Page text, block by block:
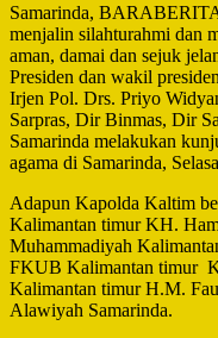
Samarinda,
menjalin silahturahmi dan
aman, damai dan sejuk
Presiden dan wakil
Irjen Pol. Drs. Priyo
Sarpras, Dir Binmas, Dir
Samarinda melakukan
agama di Samarinda,
Adapun Kapolda Kaltim
Kalimantan timur KH.
Muhammadiyah
FKUB Kalimantan timur
Kalimantan timur H.M.
Alawiyah Samarinda.